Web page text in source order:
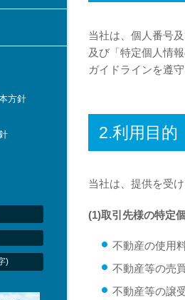
方針
)
当社は、個人番号
及び「特定個人情
ガイドラインを遵守
2.利用目的
当社は、提供を受
(1)取引先様の特定
不動産の使用
不動産等の売
不動産等の譲